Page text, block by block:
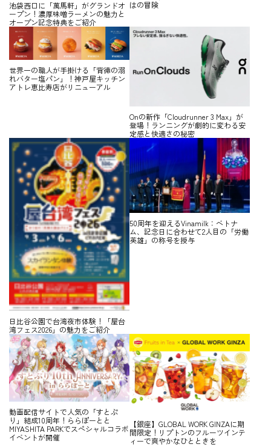
池袋西口に「萬馬軒」がグランドオ
ープン！濃厚味噌ラーメンの魅力と
オープン記念特典をご紹介
はの冒険
世界一の職人が手掛ける「背徳の溺
れバター塩パン」！神戸屋キッチン
アトレ恵比寿店がリニューアル
Onの新作「Cloudrunner 3 Max」が
登場！ランニングが劇的に変わる安
定感と快適さの秘密
日比谷公園で台湾夜市体験！「屋台
湾フェス2026」の魅力をご紹介
50周年を迎えるVinamilk：ベトナ
ム、記念日に合わせて2人目の「労働
英雄」の称号を授与
動画配信サイトで人気の「すとぷ
り」結成10周年！ららぽーとと
MIYASHITA PARKでスペシャルコラボ
イベントが開催
【銀座】GLOBAL WORK GINZAに期
間限定！リプトンのフルーツインテ
ィーで爽やかなひとときを